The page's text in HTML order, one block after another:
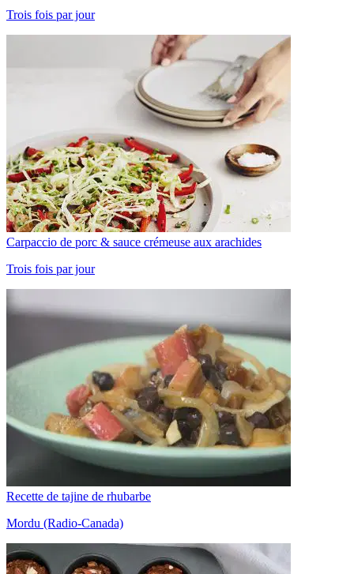
Trois fois par jour
Carpaccio de porc & sauce crémeuse aux arachides
Trois fois par jour
Recette de tajine de rhubarbe
Mordu (Radio-Canada)